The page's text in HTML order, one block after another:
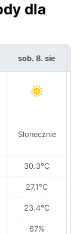
dla
sob. 8. sie
Słonecznie
30.3°C
27.1°C
23.4°C
67%